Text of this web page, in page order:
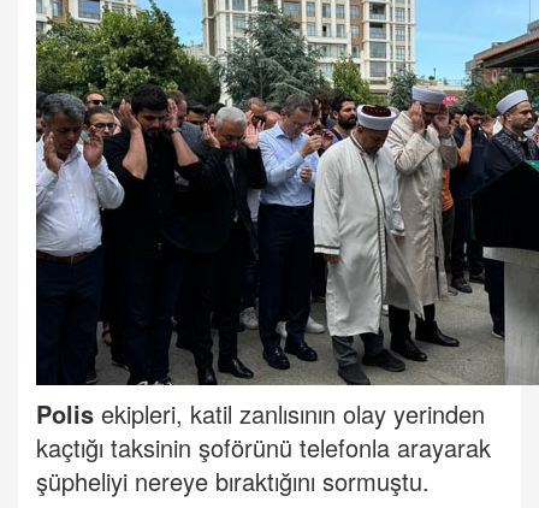
Polis ekipleri, katil zanlısının olay yerinden
kaçtığı taksinin şoförünü telefonla arayarak
şüpheliyi nereye bıraktığını sormuştu.